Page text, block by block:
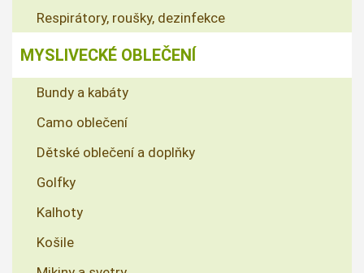
Respirátory, roušky, dezinfekce
MYSLIVECKÉ OBLEČENÍ
Bundy a kabáty
Camo oblečení
Dětské oblečení a doplňky
Golfky
Kalhoty
Košile